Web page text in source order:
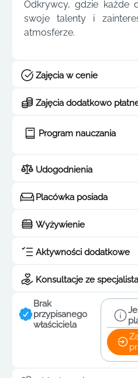
Odkrywcy, gdzie każde
swoje talenty i
atmosferze.
Zajęcia w cenie
Zajęcia dodatkowo
Program nauczania
Udogodnienia
Placówka posiada
Wyżywienie
Aktywności dodatkowe
Konsultacje ze
Brak
przypisanego
właściciela